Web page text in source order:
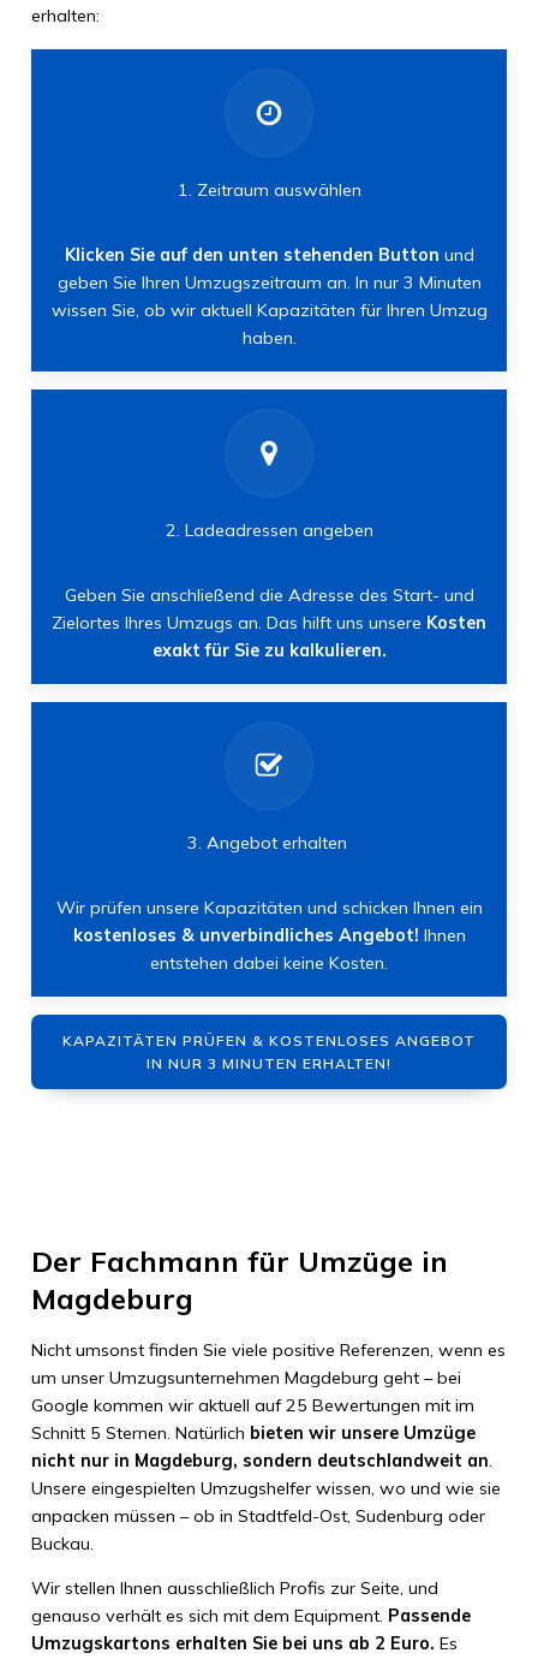
erhalten:
1. Zeitraum auswählen
Klicken Sie auf den unten stehenden Button und
geben Sie Ihren Umzugszeitraum an. In nur 3 Minuten
wissen Sie, ob wir aktuell Kapazitäten für Ihren Umzug
haben.
2. Ladeadressen angeben
Geben Sie anschließend die Adresse des Start- und
Zielortes Ihres Umzugs an. Das hilft uns unsere Kosten
exakt für Sie zu kalkulieren.
3. Angebot erhalten
Wir prüfen unsere Kapazitäten und schicken Ihnen ein
kostenloses & unverbindliches Angebot! Ihnen
entstehen dabei keine Kosten.
KAPAZITÄTEN PRÜFEN & KOSTENLOSES ANGEBOT
IN NUR 3 MINUTEN ERHALTEN!
Der Fachmann für Umzüge in
Magdeburg
Nicht umsonst finden Sie viele positive Referenzen, wenn es
um unser Umzugsunternehmen Magdeburg geht – bei
Google kommen wir aktuell auf 25 Bewertungen mit im
Schnitt 5 Sternen. Natürlich bieten wir unsere Umzüge
nicht nur in Magdeburg, sondern deutschlandweit an.
Unsere eingespielten Umzugshelfer wissen, wo und wie sie
anpacken müssen – ob in Stadtfeld-Ost, Sudenburg oder
Buckau.
Wir stellen Ihnen ausschließlich Profis zur Seite, und
genauso verhält es sich mit dem Equipment. Passende
Umzugskartons erhalten Sie bei uns ab 2 Euro. Es